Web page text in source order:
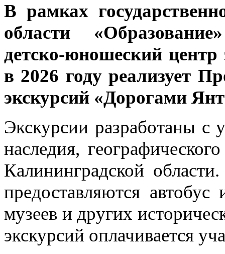
В рамках
области
детско-юношеский центр
в 2026 году реализует
экскурсий «Дорогами
Экскурсии разработаны с
наследия,
Калининградской
предоставляются
музеев и других
экскурсий оплачивается